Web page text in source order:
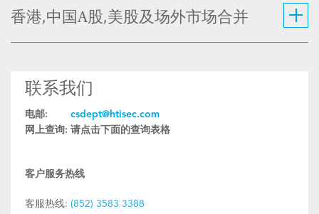
香港,中国A股,美股及场外市场合并
联系我们
电邮:
csdept@htisec.com
网上查询: 请点击下面的查询表格
客户服务热线
客服热线: (852) 3583 3388